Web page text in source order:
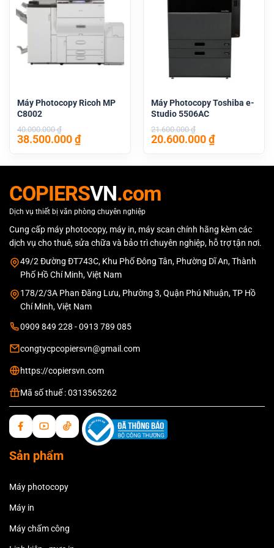
Máy Photocopy Ricoh MP
C8002
40.000.000₫
Giá
38.500.000₫Giá
hiện
Máy Photocopy Toshiba e-
Studio 5506AC
21.600.000₫
Giá
20.600.000₫Giá
hiện
COPIERSVN.com
Dịch vụ thiết bị văn phòng chuyên nghiệp
Cung cấp máy photocopy, máy in, máy scan chính hãng kèm các
dịch vụ cho thuê, sửa chữa và bảo trì chuyên nghiệp, hỗ trợ tận nơi.
49/2 Đường ĐT743C, Khu Phố Đông Tân, Phường Dĩ An, Thành
Phố Hồ Chí Minh, Việt Nam
178/2/3A Phan Đăng Lưu, Phường 3, Quận Phú Nhuận, TP Hồ
Chí Minh, Việt Nam
0909 849 228 - 0913 789 085
congtycpcopiersvn@gmail.com
https://copiersvn.com
Mã số thuế : 0313565262
Sản phẩm
Máy photocopy
Máy in
Máy chấm công